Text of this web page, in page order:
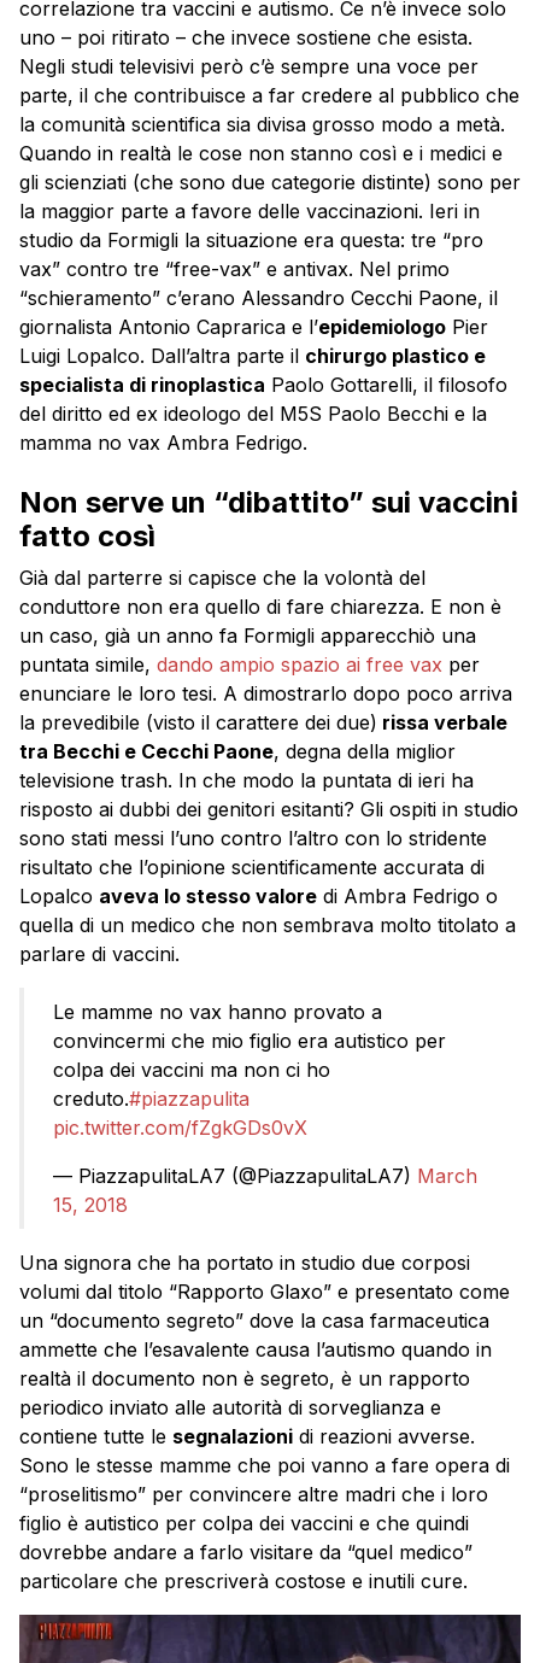
correlazione tra vaccini e autismo. Ce n’è invece solo
uno – poi ritirato – che invece sostiene che esista.
Negli studi televisivi però c’è sempre una voce per
parte, il che contribuisce a far credere al pubblico che
la comunità scientifica sia divisa grosso modo a metà.
Quando in realtà le cose non stanno così e i medici e
gli scienziati (che sono due categorie distinte) sono per
la maggior parte a favore delle vaccinazioni. Ieri in
studio da Formigli la situazione era questa: tre “pro
vax” contro tre “free-vax” e antivax. Nel primo
“schieramento” c’erano Alessandro Cecchi Paone, il
giornalista Antonio Caprarica e l’epidemiologo Pier
Luigi Lopalco. Dall’altra parte il chirurgo plastico e
specialista di rinoplastica Paolo Gottarelli, il filosofo
del diritto ed ex ideologo del M5S Paolo Becchi e la
mamma no vax Ambra Fedrigo.
Non serve un “dibattito” sui vaccini
fatto così
Già dal parterre si capisce che la volontà del
conduttore non era quello di fare chiarezza. E non è
un caso, già un anno fa Formigli apparecchiò una
puntata simile, dando ampio spazio ai free vax per
enunciare le loro tesi. A dimostrarlo dopo poco arriva
la prevedibile (visto il carattere dei due) rissa verbale
tra Becchi e Cecchi Paone, degna della miglior
televisione trash. In che modo la puntata di ieri ha
risposto ai dubbi dei genitori esitanti? Gli ospiti in studio
sono stati messi l’uno contro l’altro con lo stridente
risultato che l’opinione scientificamente accurata di
Lopalco aveva lo stesso valore di Ambra Fedrigo o
quella di un medico che non sembrava molto titolato a
parlare di vaccini.
Le mamme no vax hanno provato a
convincermi che mio figlio era autistico per
colpa dei vaccini ma non ci ho
creduto.#piazzapulita
pic.twitter.com/fZgkGDs0vX
— PiazzapulitaLA7 (@PiazzapulitaLA7) March
15, 2018
Una signora che ha portato in studio due corposi
volumi dal titolo “Rapporto Glaxo” e presentato come
un “documento segreto” dove la casa farmaceutica
ammette che l’esavalente causa l’autismo quando in
realtà il documento non è segreto, è un rapporto
periodico inviato alle autorità di sorveglianza e
contiene tutte le segnalazioni di reazioni avverse.
Sono le stesse mamme che poi vanno a fare opera di
“proselitismo” per convincere altre madri che i loro
figlio è autistico per colpa dei vaccini e che quindi
dovrebbe andare a farlo visitare da “quel medico”
particolare che prescriverà costose e inutili cure.